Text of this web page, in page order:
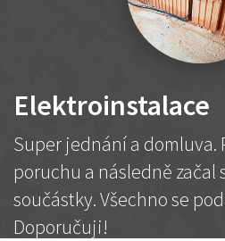
Elektroinstalace
Super jednání a
poruchu a následně
součástky. Všechno se
Doporučuji!